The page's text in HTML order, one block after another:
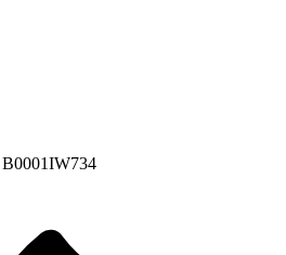
B0001IW734